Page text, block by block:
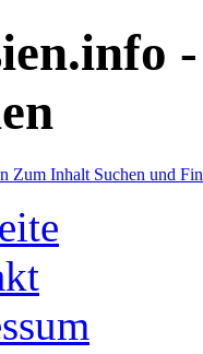
-
Zum Inhalt Suchen und